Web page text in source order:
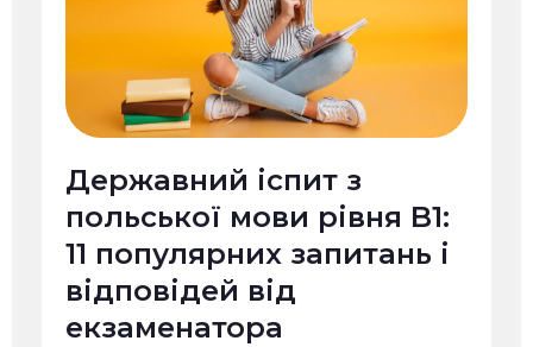
Державний іспит з
польської мови рівня B1:
11 популярних запитань і
відповідей від
екзаменатора